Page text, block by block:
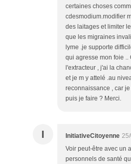
certaines choses
cdesmodium.modifier
des laitages et limiter
que les migraines
lyme .je supporte
qui agresse mon foie ..
l'extracteur , j'ai la
et je m y attelé .au
reconnaissance , car
puis je faire ? Merci.
I InitiativeCitoyenne
Voir peut-être avec un
personnels de santé